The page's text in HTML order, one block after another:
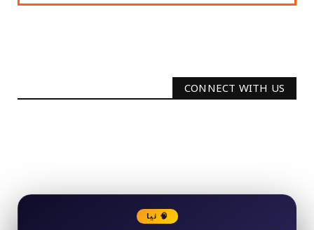
CONNECT WITH US
🧠 نیا